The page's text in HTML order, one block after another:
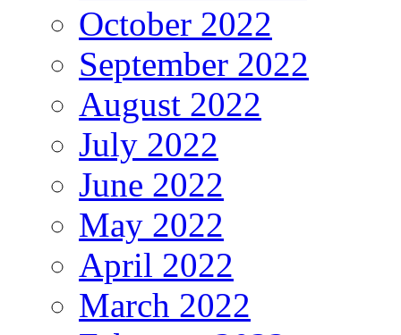
October 2022
September 2022
August 2022
July 2022
June 2022
May 2022
April 2022
March 2022